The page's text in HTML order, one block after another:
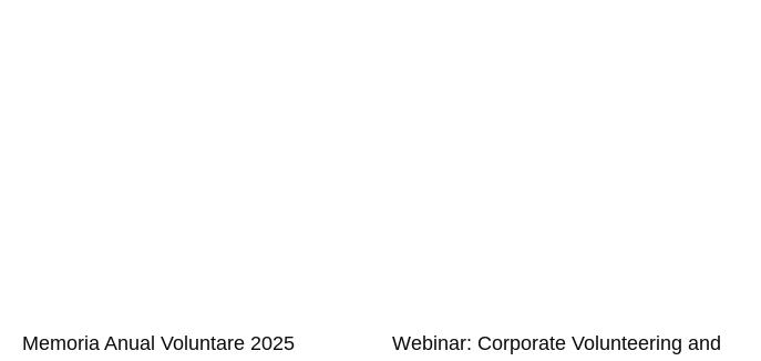
Memoria Anual Voluntare 2025
Webinar: Corporate Volunteering and